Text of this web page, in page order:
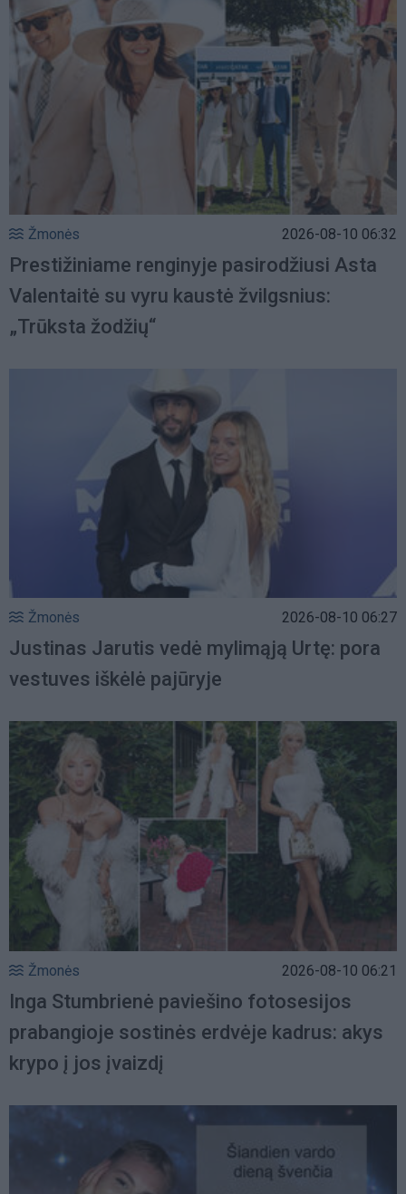
Žmonės 2026-08-10 06:32
Prestižiniame renginyje pasirodžiusi Asta
Valentaitė su vyru kaustė žvilgsnius:
„Trūksta žodžių“
Žmonės 2026-08-10 06:27
Justinas Jarutis vedė mylimąją Urtę: pora
vestuves iškėlė pajūryje
Žmonės 2026-08-10 06:21
Inga Stumbrienė paviešino fotosesijos
prabangioje sostinės erdvėje kadrus: akys
krypo į jos įvaizdį